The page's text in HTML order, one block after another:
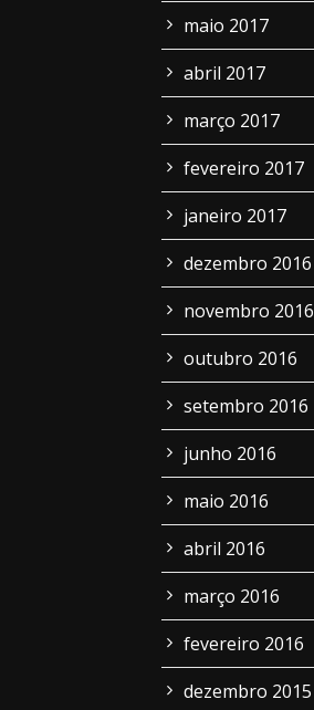
maio 2017
abril 2017
março 2017
fevereiro 2017
janeiro 2017
dezembro 2016
novembro 2016
outubro 2016
setembro 2016
junho 2016
maio 2016
abril 2016
março 2016
fevereiro 2016
dezembro 2015